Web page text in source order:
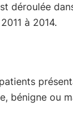
déroulée
à 2014.
bénigne ou